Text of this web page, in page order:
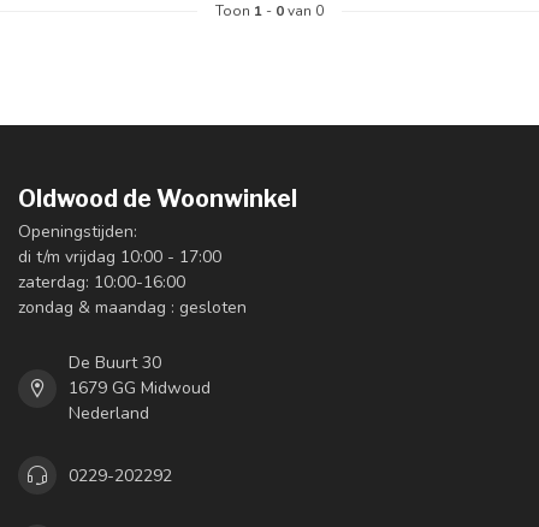
Toon 1 - 0van 0
Oldwood de Woonwinkel
Openingstijden:
di t/m vrijdag 10:00 - 17:00
zaterdag: 10:00-16:00
zondag & maandag : gesloten
De Buurt 30
1679 GG Midwoud
Nederland
0229-202292